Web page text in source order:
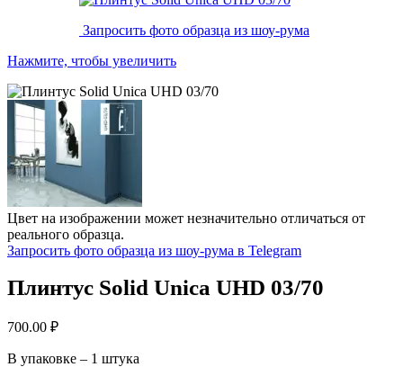
Запросить фото образца из шоу-рума
Нажмите, чтобы увеличить
Цвет на изображении может незначительно отличаться от
реального образца.
Запросить фото образца из шоу-рума в Telegram
Плинтус Solid Unica UHD 03/70
700.00 ₽
В упаковке – 1 штука